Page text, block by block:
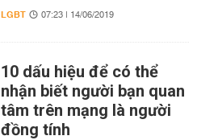
LGBT 07:23 | 14/06/2019
10 dấu hiệu để có thể
nhận biết người bạn quan
tâm trên mạng là người
đồng tính